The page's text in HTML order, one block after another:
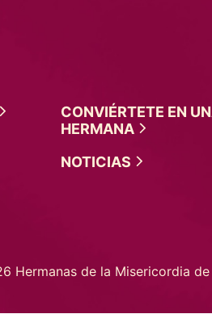
CONVIÉRTETE EN
HERMANA
NOTICIAS
Hermanas de la Misericordia de